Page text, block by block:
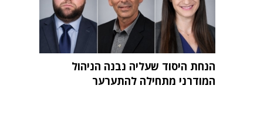
הנחת היסוד שעליה נבנה הניהול
המודרני מתחילה להתערער